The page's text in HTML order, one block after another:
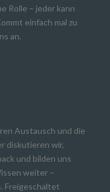
Rolle – jeder kann
einfach mal zu
an.
Austausch und die
diskutieren wir,
und bilden uns
weiter –
Freigeschaltet